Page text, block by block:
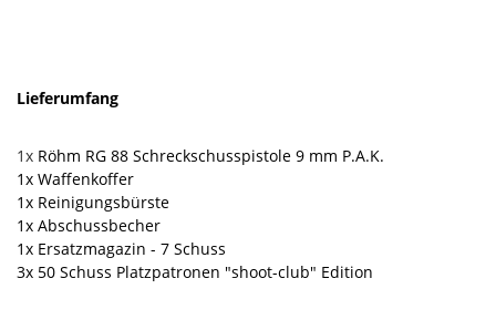
Lieferumfang
1x Röhm RG 88 Schreckschusspistole 9 mm P.A.K.
1x Waffenkoffer
1x Reinigungsbürste
1x Abschussbecher
1x Ersatzmagazin - 7 Schuss
3x 50 Schuss Platzpatronen "shoot-club" Edition